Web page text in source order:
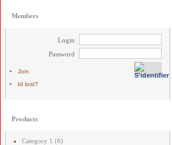
Members
Login
Password
Join
Id lost?
Products
Category 1 (6)